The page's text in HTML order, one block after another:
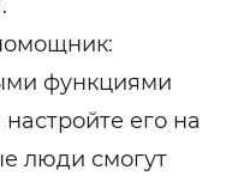
функциями
его на
люди смогут